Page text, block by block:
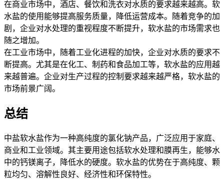
在商业市场中，酒店、餐饮和洗衣对水质的要求越来越高。软
水盐的使用能够提高服务质量，降低运营成本。随着竞争的加
剧，企业对水处理的重视程度不断提升，软水盐的市场需求也
随之增加。
在工业市场中，随着工业化进程的加快，企业对水质的要求不
断提高。尤其是在化工、制药和食品加工等，软水盐的应用越
来越普遍。企业对生产过程的控制要求越来越严格，软水盐的
市场前景广阔。
总结
中盐软水盐作为一种高纯度的氯化钠产品，广泛应用于家庭、
商业和工业领域。其主要用途包括软水处理和膜再生，能够水
中的钙镁离子，降低水的硬度。软水盐的优势在于高纯度、颗
粒均匀、溶解性良好、经济性和环保特性。